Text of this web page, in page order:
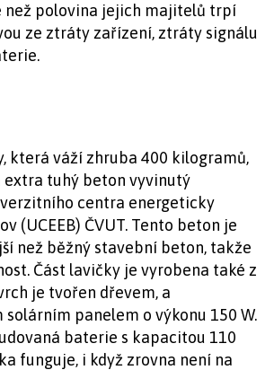
než polovina jejich majitelů trpí
ze ztráty zařízení, ztráty signálu
která váží zhruba 400 kilogramů,
extra tuhý beton vyvinutý
centra energeticky
(UCEEB) ČVUT. Tento beton je
než běžný stavební beton, takže
Část lavičky je vyrobena také z
je tvořen dřevem, a
panelem o výkonu 150 W.
baterie s kapacitou 110
funguje, i když zrovna není na